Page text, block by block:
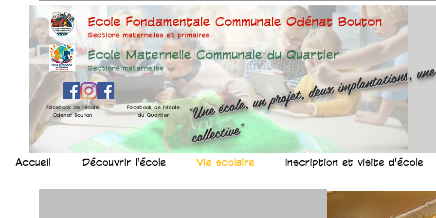
Ecole Fondamentale Communale Odénat Bouton
Sections maternelles et primaires
Ecole Maternelle Communale du Quartier
Sections maternelles ne
n
x
"
Facebook de l'école
Odénat Bouton
Facebook de l'école
du Quartier
Accueil Découvrir l'école Vie scolaire Inscription et visite d'école